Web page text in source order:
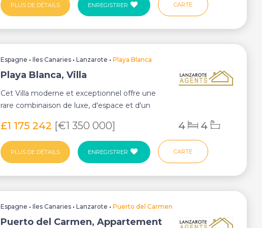
PLUS DE DÉTAILS ENREGISTRER CARTE
Espagne •Iles Canaries •Lanzarote •Playa Blanca
Playa Blanca, Villa
Cet Villa moderne et exceptionnel offre une
rare combinaison de luxe, d'espace et d'un
£1 175 242 [€1 350 000] 4 4
PLUS DE DÉTAILS ENREGISTRER CARTE
Espagne •Iles Canaries •Lanzarote •Puerto del Carmen
Puerto del Carmen, Appartement